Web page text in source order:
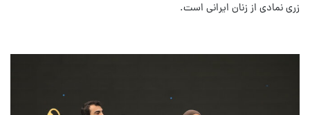
زری نمادی از زنان ایرانی است.